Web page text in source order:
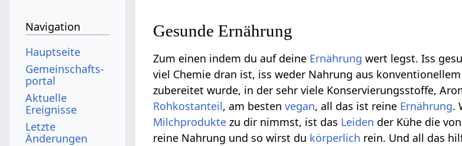
Gesunde Ernährung
Zum einen indem du auf deine Ernährung wert legst. Iss
viel Chemie dran ist, iss weder Nahrung aus
zubereitet wurde, in der sehr viele Konservierungsstoffe,
Rohkostanteil, am bestenvegan, all das ist reine Ernährung.
Milchprodukte zu dir nimmst, ist das Leiden der Kühe die
reine Nahrung und so wirst du körperlich rein. Und all das
Navigation
Hauptseite
Gemeinschafts­
portal
Aktuelle
Ereignisse
Letzte
Änderungen